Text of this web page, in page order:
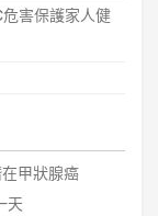
害保護家人健
甲狀腺癌
天